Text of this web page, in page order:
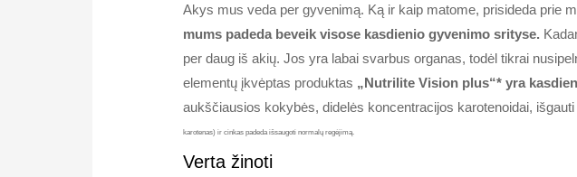
Akys mus veda per gyvenimą. Ką ir kaip matome, prisideda prie
mums padeda beveik visose kasdienio gyvenimo srityse.
per daug iš akių. Jos yra labai svarbus organas, todėl tikrai
elementų įkvėptas produktas „Nutrilite Vision plus“* yra
aukščiausios kokybės, didelės koncentracijos karotenoidai,
karotenas) ir cinkas padeda išsaugoti normalų regėjimą.
Verta žinoti